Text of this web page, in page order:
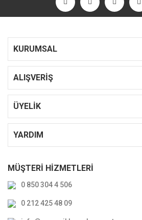
KURUMSAL
ALIŞVERİŞ
ÜYELİK
YARDIM
MÜŞTERİ HİZMETLERİ
0 850 304 4 506
0 212 425 48 09